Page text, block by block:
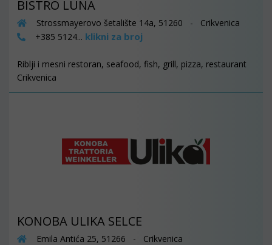
BISTRO LUNA
Strossmayerovo šetalište 14a, 51260 - Crikvenica
+385 5124... klikni za broj
Riblji i mesni restoran, seafood, fish, grill, pizza, restaurant
Crikvenica
KONOBA ULIKA SELCE
Emila Antića 25, 51266 - Crikvenica